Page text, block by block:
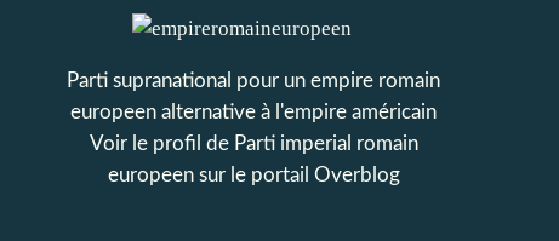
Parti supranational pour un empire romain
europeen alternative à l'empire américain
Voir le profil de Parti imperial romain
europeensur le portail Overblog